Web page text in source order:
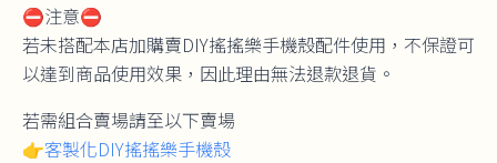
⛔注意⛔
若未搭配本店加購賣DIY搖搖樂手機殼配件使用，不保證可
以達到商品使用效果，因此理由無法退款退貨。
若需組合賣場請至以下賣場
👉客製化DIY搖搖樂手機殼